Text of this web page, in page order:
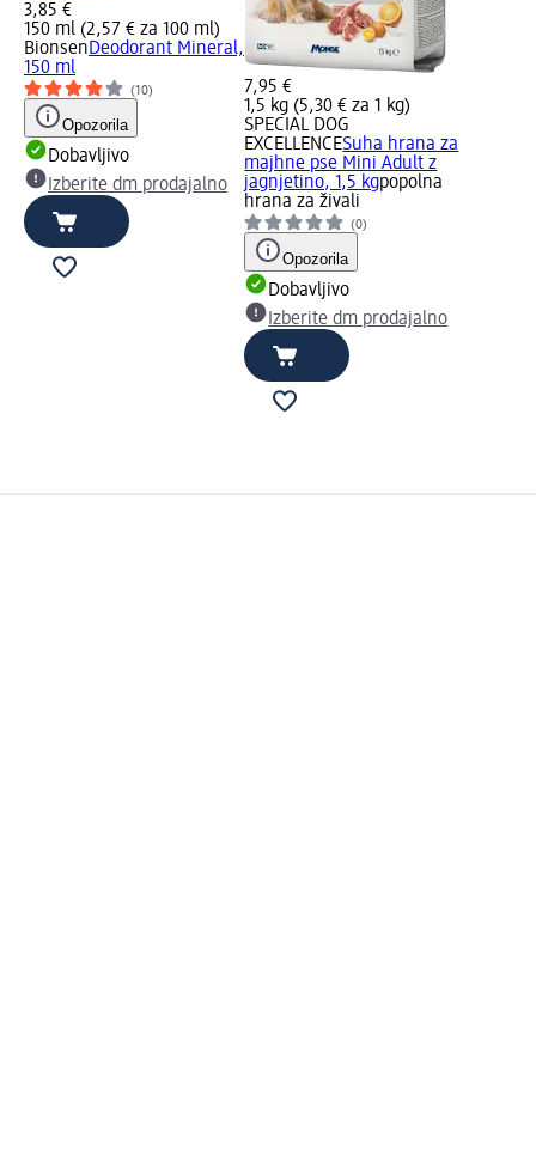
3,85 €
150 ml (2,57 € za 100 ml)
BionsenDeodorant Mineral,
150 ml
(10)
Opozorila
Dobavljivo
Izberite dm prodajalno
7,95 €
1,5 kg (5,30 € za 1 kg)
SPECIAL DOG
EXCELLENCESuha hrana za
majhne pse Mini Adult z
jagnjetino, 1,5 kgpopolna
hrana za živali
(0)
Opozorila
Dobavljivo
Izberite dm prodajalno